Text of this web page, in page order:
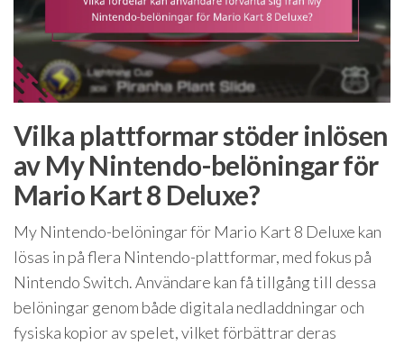
Vilka plattformar stöder inlösen
av My Nintendo-belöningar för
Mario Kart 8 Deluxe?
My Nintendo-belöningar för Mario Kart 8 Deluxe kan
lösas in på flera Nintendo-plattformar, med fokus på
Nintendo Switch. Användare kan få tillgång till dessa
belöningar genom både digitala nedladdningar och
fysiska kopior av spelet, vilket förbättrar deras